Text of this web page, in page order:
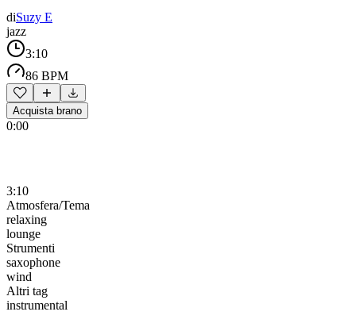
diSuzy E
jazz
3:10
86 BPM
Acquista brano
0:00
3:10
Atmosfera/Tema
relaxing
lounge
Strumenti
saxophone
wind
Altri tag
instrumental